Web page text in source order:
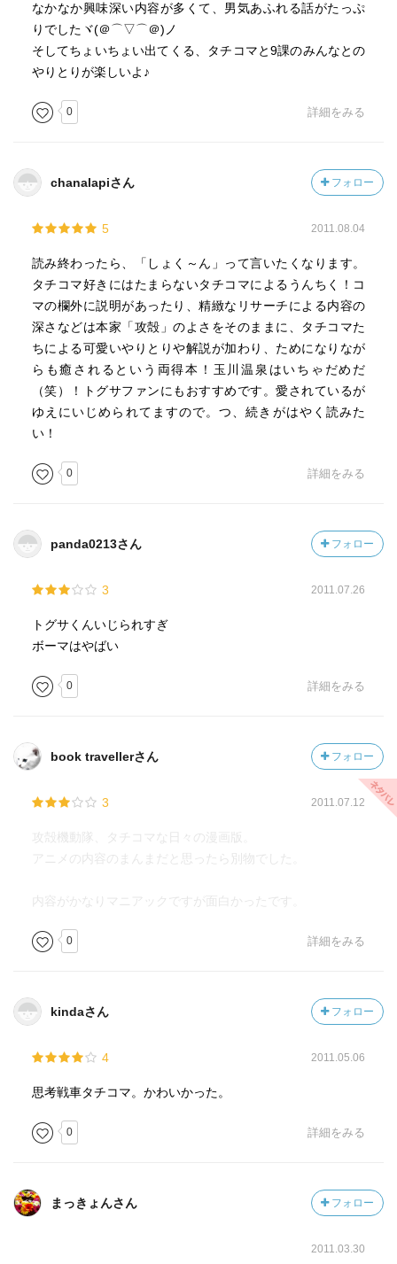
なかなか興味深い内容が多くて、男気あふれる話がたっぷ
りでしたヾ(＠⌒▽⌒＠)ノ
そしてちょいちょい出てくる、タチコマと9課のみんなとの
やりとりが楽しいよ♪
0 詳細をみる
chanalapiさん フォロー
5 2011.08.04
読み終わったら、「しょく～ん」って言いたくなります。
タチコマ好きにはたまらないタチコマによるうんちく！コ
マの欄外に説明があったり、精緻なリサーチによる内容の
深さなどは本家「攻殻」のよさをそのままに、タチコマた
ちによる可愛いやりとりや解説が加わり、ためになりなが
らも癒されるという両得本！玉川温泉はいちゃだめだ
（笑）！トグサファンにもおすすめです。愛されているが
ゆえにいじめられてますので。つ、続きがはやく読みた
い！
0 詳細をみる
panda0213さん フォロー
3 2011.07.26
トグサくんいじられすぎ
ボーマはやばい
0 詳細をみる
book travellerさん フォロー
3 2011.07.12
攻殻機動隊、タチコマな日々の漫画版。
アニメの内容のまんまだと思ったら別物でした。
内容がかなりマニアックですが面白かったです。
0 詳細をみる
kindaさん フォロー
4 2011.05.06
思考戦車タチコマ。かわいかった。
0 詳細をみる
まっきょんさん フォロー
2011.03.30